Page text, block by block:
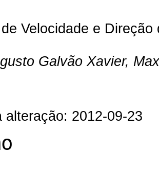
Velocidade e
Galvão Xavier,
alteração: 2012-09-23